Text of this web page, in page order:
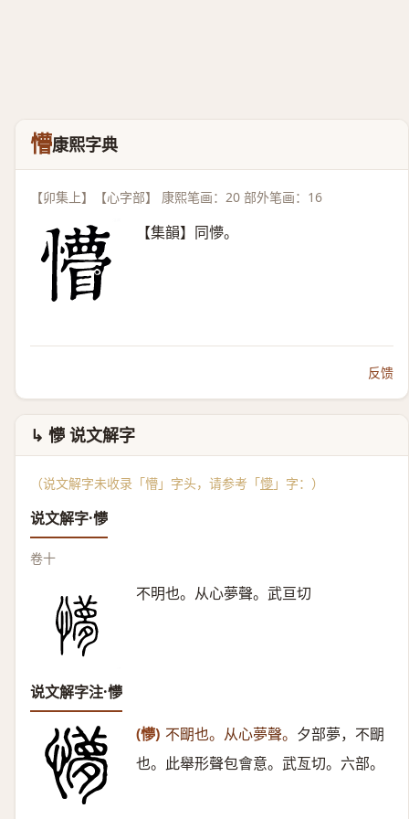
懵康熙字典
【卯集上】【心字部】 康熙笔画：20 部外笔画：16
【集韻】同懜。
反馈
↳ 懜 说文解字
（说文解字未收录「懵」字头，请参考「懜 」字：）
说文解字·懜
卷十
不明也。从心夢聲。武亘切
说文解字注·懜
(懜) 不朙也。从心夢聲。 夕部夢，不朙
也。此舉形聲包會意。武亙切。六部。